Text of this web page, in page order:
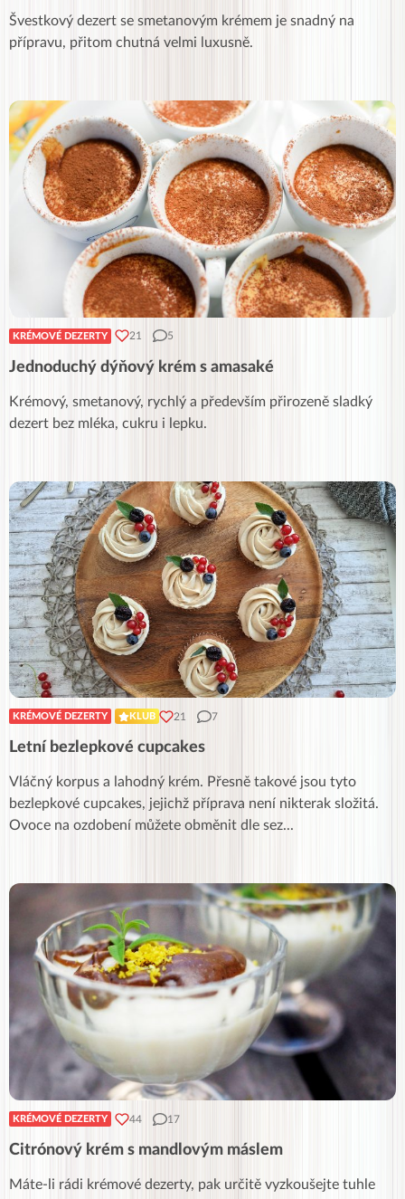
Švestkový dezert se smetanovým krémem je snadný na
přípravu, přitom chutná velmi luxusně.
KRÉMOVÉ DEZERTY 21 5
Jednoduchý dýňový krém s amasaké
Krémový, smetanový, rychlý a především přirozeně sladký
dezert bez mléka, cukru i lepku.
KRÉMOVÉ DEZERTY KLUB 21 7
Letní bezlepkové cupcakes
Vláčný korpus a lahodný krém. Přesně takové jsou tyto
bezlepkové cupcakes, jejichž příprava není nikterak složitá.
Ovoce na ozdobení můžete obměnit dle sez...
KRÉMOVÉ DEZERTY 44 17
Citrónový krém s mandlovým máslem
Máte-li rádi krémové dezerty, pak určitě vyzkoušejte tuhle